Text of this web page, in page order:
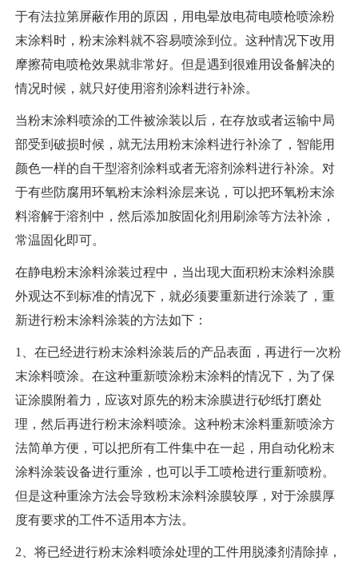
于有法拉第屏蔽作用的原因，用电晕放电荷电喷枪喷涂粉
末涂料时，粉末涂料就不容易喷涂到位。这种情况下改用
摩擦荷电喷枪效果就非常好。但是遇到很难用设备解决的
情况时候，就只好使用溶剂涂料进行补涂。
当粉末涂料喷涂的工件被涂装以后，在存放或者运输中局
部受到破损时候，就无法用粉末涂料进行补涂了，智能用
颜色一样的自干型溶剂涂料或者无溶剂涂料进行补涂。对
于有些防腐用环氧粉末涂料涂层来说，可以把环氧粉末涂
料溶解于溶剂中，然后添加胺固化剂用刷涂等方法补涂，
常温固化即可。
在静电粉末涂料涂装过程中，当出现大面积粉末涂料涂膜
外观达不到标准的情况下，就必须要重新进行涂装了，重
新进行粉末涂料涂装的方法如下：
1、在已经进行粉末涂料涂装后的产品表面，再进行一次粉
末涂料喷涂。在这种重新喷涂粉末涂料的情况下，为了保
证涂膜附着力，应该对原先的粉末涂膜进行砂纸打磨处
理，然后再进行粉末涂料喷涂。这种粉末涂料重新喷涂方
法简单方便，可以把所有工件集中在一起，用自动化粉末
涂料涂装设备进行重涂，也可以手工喷枪进行重新喷粉。
但是这种重涂方法会导致粉末涂料涂膜较厚，对于涂膜厚
度有要求的工件不适用本方法。
2、将已经进行粉末涂料喷涂处理的工件用脱漆剂清除掉，